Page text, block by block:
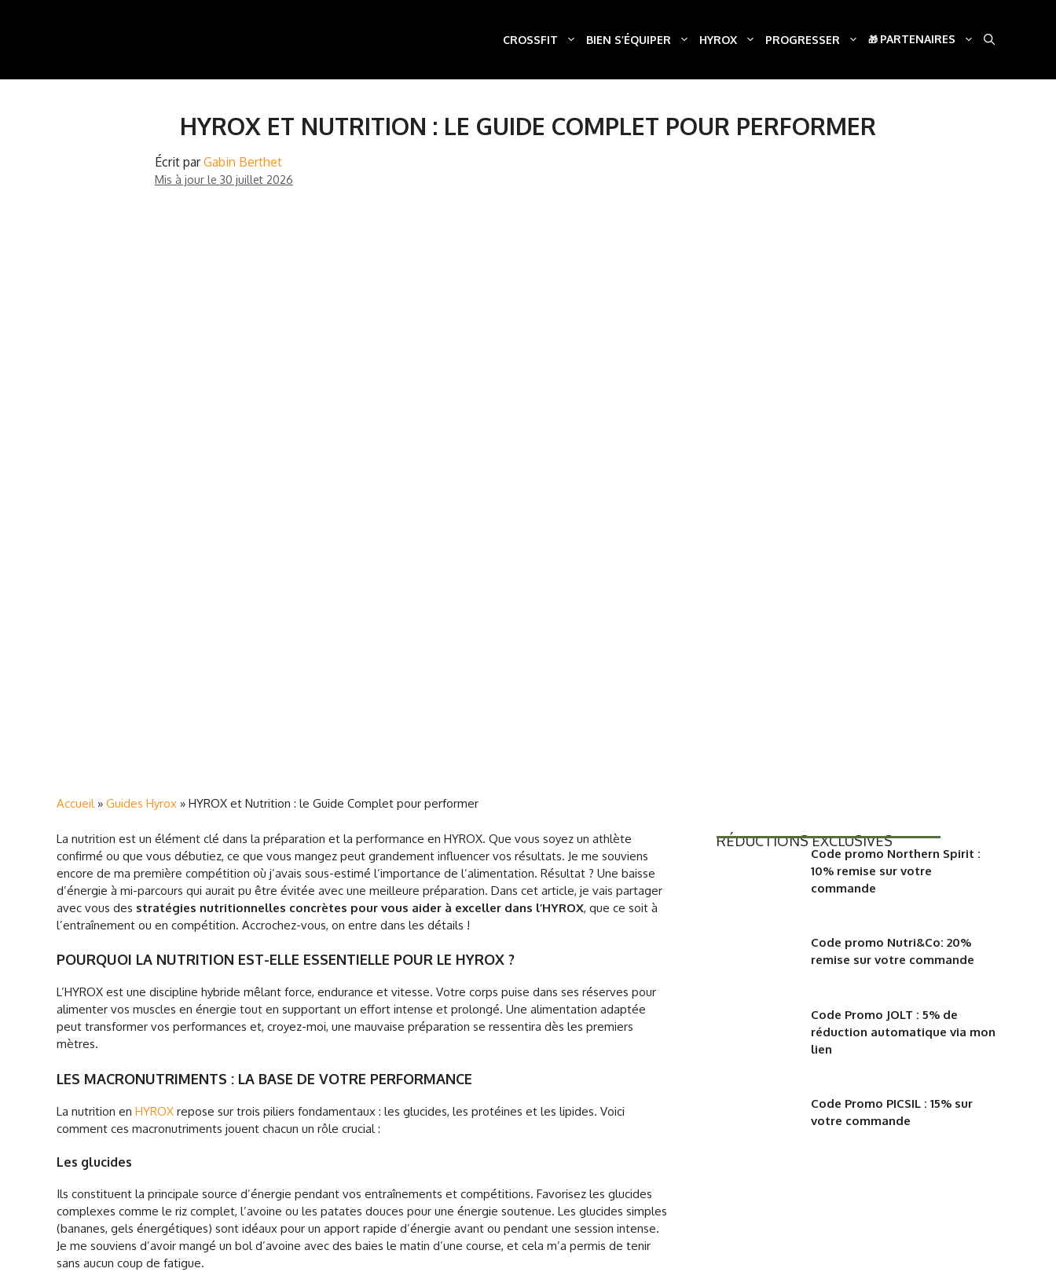
CROSSFIT BIEN S’ÉQUIPER HYROX PROGRESSER PARTENAIRES
HYROX ET NUTRITION : LE GUIDE COMPLET POUR PERFORMER
Écrit parGabin Berthet
Mis à jour le 30 juillet 2026
Accueil» Guides Hyrox » HYROX et Nutrition : le Guide Complet pour performer
La nutrition est un élément clé dans la préparation et la performance en HYROX. Que vous soyez un athlète
confirmé ou que vous débutiez, ce que vous mangez peut grandement influencer vos résultats. Je me souviens
encore de ma première compétition où j’avais sous-estimé l’importance de l’alimentation. Résultat ? Une baisse
d’énergie à mi-parcours qui aurait pu être évitée avec une meilleure préparation. Dans cet article, je vais partager
avec vous des stratégies nutritionnelles concrètes pour vous aider à exceller dans l’HYROX, que ce soit à
l’entraînement ou en compétition. Accrochez-vous, on entre dans les détails !
POURQUOI LA NUTRITION EST-ELLE ESSENTIELLE POUR LE HYROX ?
L’HYROX est une discipline hybride mêlant force, endurance et vitesse. Votre corps puise dans ses réserves pour
alimenter vos muscles en énergie tout en supportant un effort intense et prolongé. Une alimentation adaptée
peut transformer vos performances et, croyez-moi, une mauvaise préparation se ressentira dès les premiers
mètres.
LES MACRONUTRIMENTS : LA BASE DE VOTRE PERFORMANCE
La nutrition en HYROX repose sur trois piliers fondamentaux : les glucides, les protéines et les lipides. Voici
comment ces macronutriments jouent chacun un rôle crucial :
Les glucides
Ils constituent la principale source d’énergie pendant vos entraînements et compétitions. Favorisez les glucides
complexes comme le riz complet, l’avoine ou les patates douces pour une énergie soutenue. Les glucides simples
(bananes, gels énergétiques) sont idéaux pour un apport rapide d’énergie avant ou pendant une session intense.
Je me souviens d’avoir mangé un bol d’avoine avec des baies le matin d’une course, et cela m’a permis de tenir
sans aucun coup de fatigue.
RÉDUCTIONS EXCLUSIVES
Code promo Northern Spirit :
10% remise sur votre
commande
Code promo Nutri&Co: 20%
remise sur votre commande
Code Promo JOLT : 5% de
réduction automatique via mon
lien
Code Promo PICSIL : 15% sur
votre commande